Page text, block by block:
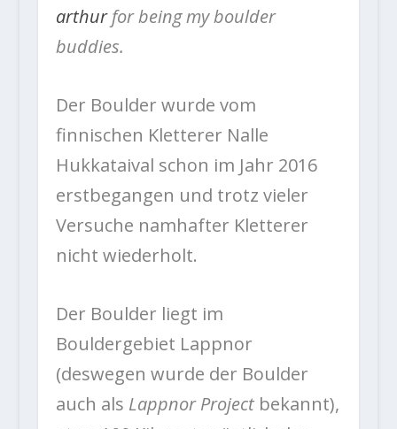
arthurfor being my boulder
buddies.
Der Boulder wurde vom
finnischen Kletterer Nalle
Hukkataival schon im Jahr 2016
erstbegangen und trotz vieler
Versuche namhafter Kletterer
nicht wiederholt.
Der Boulder liegt im
Bouldergebiet Lappnor
(deswegen wurde der Boulder
auch als Lappnor Projectbekannt),